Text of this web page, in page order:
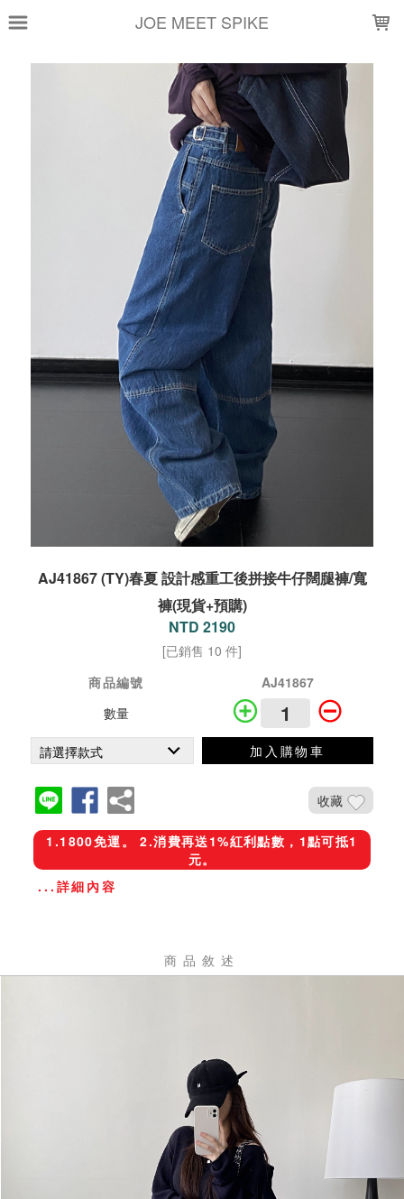
JOE MEET SPIKE
AJ41867 (TY)春夏 設計感重工後拼接牛仔闊腿褲/寬
褲(現貨+預購)
NTD 2190
[已銷售 10 件]
商品編號
AJ41867
數量
加入購物車
收藏
1.1800免運。 2.消費再送1%紅利點數，1點可抵1
元。
...詳細內容
商品敘述